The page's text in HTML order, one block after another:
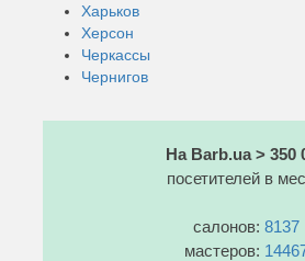
Харьков
Херсон
Черкассы
Чернигов
На Barb.ua > 350
посетителей в
салонов: 8137
мастеров: